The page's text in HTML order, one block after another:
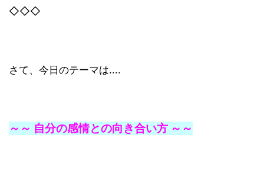
◇◇◇
さて、今日のテーマは....
～～ 自分の感情との向き合い方 ～～